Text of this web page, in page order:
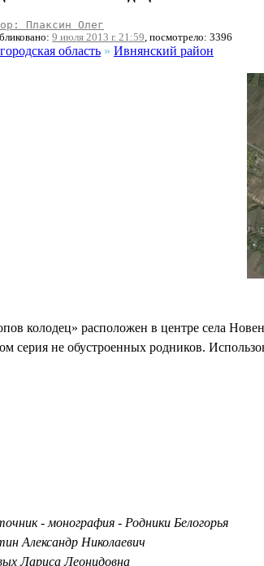
Плаксин Олег
9 июля 2013 г. 21:59, посмотрело: 3396
область » Ивнянский район
колодец» расположен в центре села
серия не обустроенных родников.
- монография - Родники Белогорья
Александр Николаевич
Лариса Леонидовна